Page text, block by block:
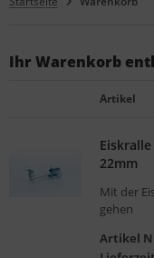
Ihr Warenkorb
Artikel
22mm
Mit der
gehen
Artikel
Sitz